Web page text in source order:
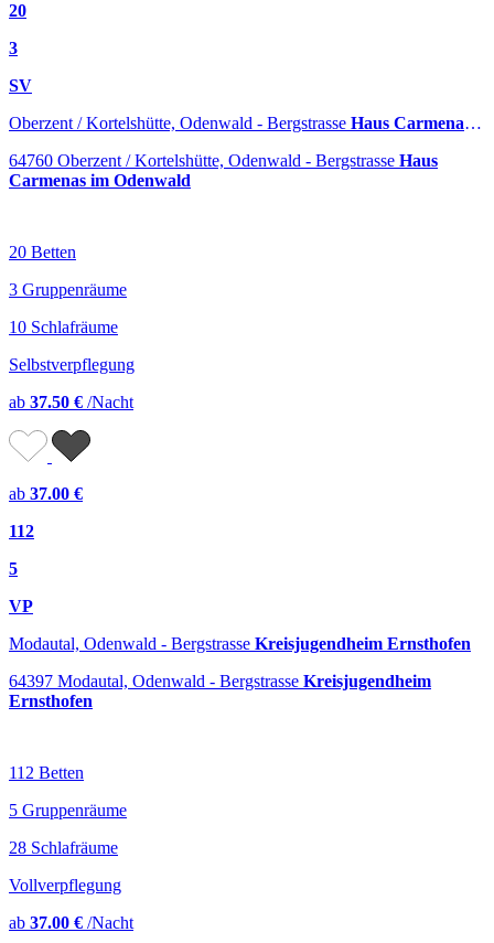
20
3
SV
Oberzent / Kortelshütte, Odenwald - Bergstrasse Haus Carmenas im Odenwald
64760 Oberzent / Kortelshütte, Odenwald - Bergstrasse Haus
Carmenas im Odenwald
20 Betten
3 Gruppenräume
10 Schlafräume
Selbstverpflegung
ab 37.50 € /Nacht
ab 37.00 €
112
5
VP
Modautal, Odenwald - Bergstrasse Kreisjugendheim Ernsthofen
64397 Modautal, Odenwald - Bergstrasse Kreisjugendheim
Ernsthofen
112 Betten
5 Gruppenräume
28 Schlafräume
Vollverpflegung
ab 37.00 € /Nacht